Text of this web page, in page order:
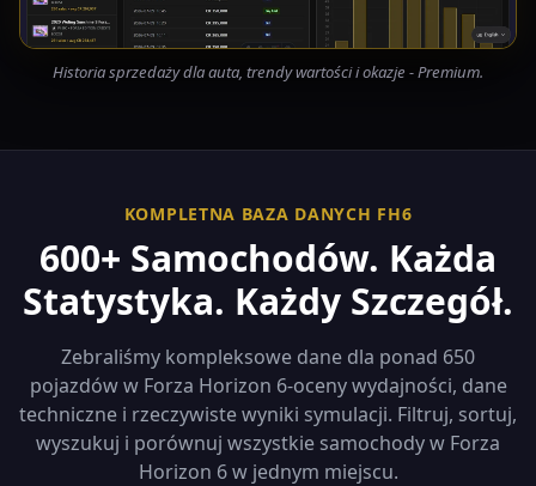
Historia sprzedaży dla auta, trendy wartości i okazje - Premium.
KOMPLETNA BAZA DANYCH FH6
600+ Samochodów. Każda
Statystyka. Każdy Szczegół.
Zebraliśmy kompleksowe dane dla ponad 650
pojazdów w Forza Horizon 6-oceny wydajności, dane
techniczne i rzeczywiste wyniki symulacji. Filtruj, sortuj,
wyszukuj i porównuj wszystkie samochody w Forza
Horizon 6 w jednym miejscu.